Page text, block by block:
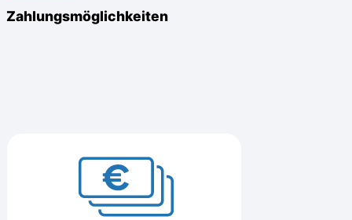
Zahlungsmöglichkeiten